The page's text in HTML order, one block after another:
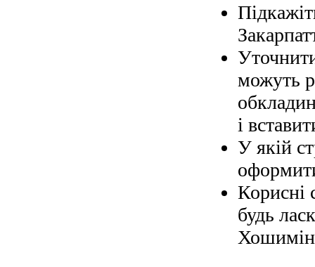
можуть
і
У якій
Корисні
будь